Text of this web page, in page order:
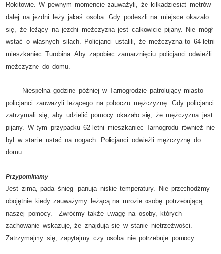
Rokitowie. W pewnym momencie zauważyli, że kilkadziesiąt metrów
dalej na jezdni leży jakaś osoba. Gdy podeszli na miejsce okazało
się, że leżący na jezdni mężczyzna jest całkowicie pijany. Nie mógł
wstać o własnych siłach. Policjanci ustalili, że mężczyzna to 64-letni
mieszkaniec Turobina. Aby zapobiec zamarznięciu policjanci odwieźli
mężczyznę do domu.
Niespełna godzinę później w Tarnogrodzie patrolujący miasto
policjanci zauważyli leżącego na poboczu mężczyznę. Gdy policjanci
zatrzymali się, aby udzielić pomocy okazało się, że mężczyzna jest
pijany. W tym przypadku 62-letni mieszkaniec Tarnogrodu również nie
był w stanie ustać na nogach. Policjanci odwieźli mężczyznę do
domu.
Przypominamy
Jest zima, pada śnieg, panują niskie temperatury. Nie przechodźmy
obojętnie kiedy zauważymy leżącą na mrozie osobę potrzebującą
naszej pomocy. Zwróćmy także uwagę na osoby, których
zachowanie wskazuje, że znajdują się w stanie nietrzeźwości.
Zatrzymajmy się, zapytajmy czy osoba nie potrzebuje pomocy.